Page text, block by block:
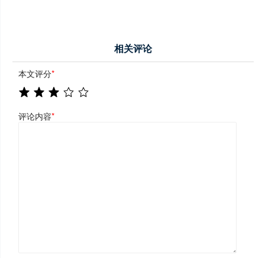
相关评论
本文评分*
评论内容*